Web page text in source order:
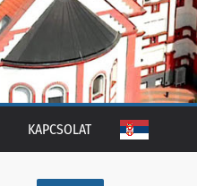
KAPCSOLAT